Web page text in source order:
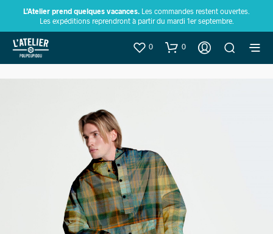
L’Atelier prend quelques vacances. Les commandes restent ouvertes.
Les expéditions reprendront à partir du mardi 1er septembre.
0 0